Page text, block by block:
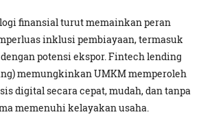
finansial turut memainkan peran
inklusi pembiayaan, termasuk
potensi ekspor. Fintech lending
memungkinkan UMKM memperoleh
digital secara cepat, mudah, dan tanpa
memenuhi kelayakan usaha.